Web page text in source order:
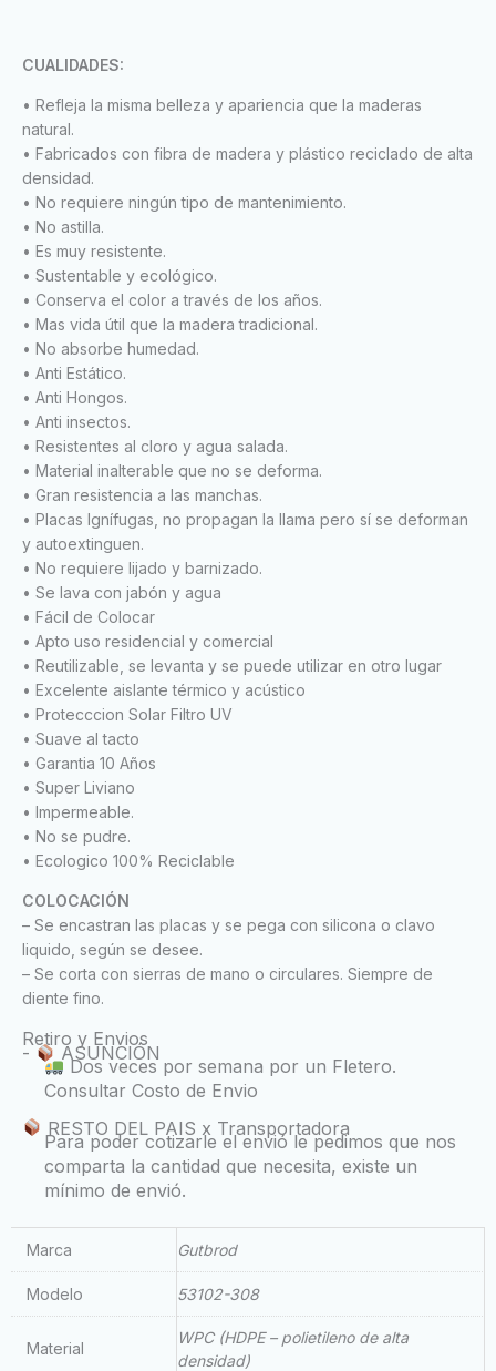
CUALIDADES:
• Refleja la misma belleza y apariencia que la maderas
natural.
• Fabricados con fibra de madera y plástico reciclado de alta
densidad.
• No requiere ningún tipo de mantenimiento.
• No astilla.
• Es muy resistente.
• Sustentable y ecológico.
• Conserva el color a través de los años.
• Mas vida útil que la madera tradicional.
• No absorbe humedad.
• Anti Estático.
• Anti Hongos.
• Anti insectos.
• Resistentes al cloro y agua salada.
• Material inalterable que no se deforma.
• Gran resistencia a las manchas.
• Placas Ignífugas, no propagan la llama pero sí se deforman
y autoextinguen.
• No requiere lijado y barnizado.
• Se lava con jabón y agua
• Fácil de Colocar
• Apto uso residencial y comercial
• Reutilizable, se levanta y se puede utilizar en otro lugar
• Excelente aislante térmico y acústico
• Protecccion Solar Filtro UV
• Suave al tacto
• Garantia 10 Años
• Super Liviano
• Impermeable.
• No se pudre.
• Ecologico 100% Reciclable
COLOCACIÓN
– Se encastran las placas y se pega con silicona o clavo
liquido, según se desee.
– Se corta con sierras de mano o circulares. Siempre de
diente fino.
Retiro y Envios
- ASUNCIÓN
Dos veces por semana por un Fletero.
Consultar Costo de Envio
RESTO DEL PAIS x Transportadora
Para poder cotizarle el envió le pedimos que nos
comparta la cantidad que necesita, existe un
mínimo de envió.
Marca Gutbrod
Modelo 53102-308
Material
WPC (HDPE – polietileno de alta
densidad)